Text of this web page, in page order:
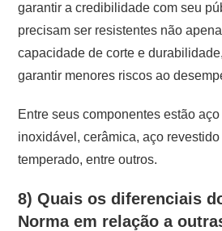
garantir a credibilidade com seu
precisam ser resistentes não
capacidade de corte e
garantir menores riscos ao
Entre seus componentes estão
inoxidável, cerâmica, aço
temperado, entre outros.
8) Quais os diferenciais
Norma em relação a